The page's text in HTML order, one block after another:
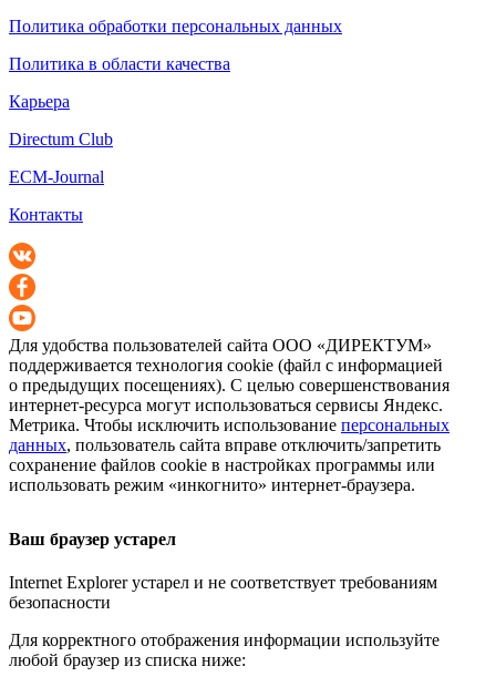
Политика обработки персональных данных
Политика в области качества
Карьера
Directum Club
ECM-Journal
Контакты
Для удобства пользователей сайта ООО «ДИРЕКТУМ»
поддерживается технология cookie (файл с информацией
о предыдущих посещениях). С целью совершенствования
интернет-ресурса могут использоваться сервисы Яндекс.
Метрика. Чтобы исключить использование персональных
данных, пользователь сайта вправе отключить/запретить
сохранение файлов cookie в настройках программы или
использовать режим «инкогнито» интернет-браузера.
Ваш браузер устарел
Internet Explorer устарел и не соответствует требованиям
безопасности
Для корректного отображения информации используйте
любой браузер из списка ниже: